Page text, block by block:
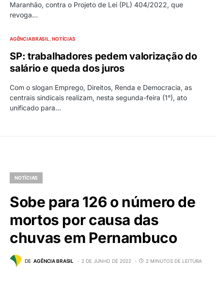
Maranhão, contra o Projeto de Lei (PL) 404/2022, que
revoga…
AGÊNCIA BRASIL NOTÍCIAS
SP: trabalhadores pedem valorização do
salário e queda dos juros
Com o slogan Emprego, Direitos, Renda e Democracia, as
centrais sindicais realizam, nesta segunda-feira (1°), ato
unificado para…
NOTÍCIAS
Sobe para 126 o número de
mortos por causa das
chuvas em Pernambuco
DE AGÊNCIA BRASIL 2 DE JUNHO DE 2022 2 MINUTOS DE LEITURA